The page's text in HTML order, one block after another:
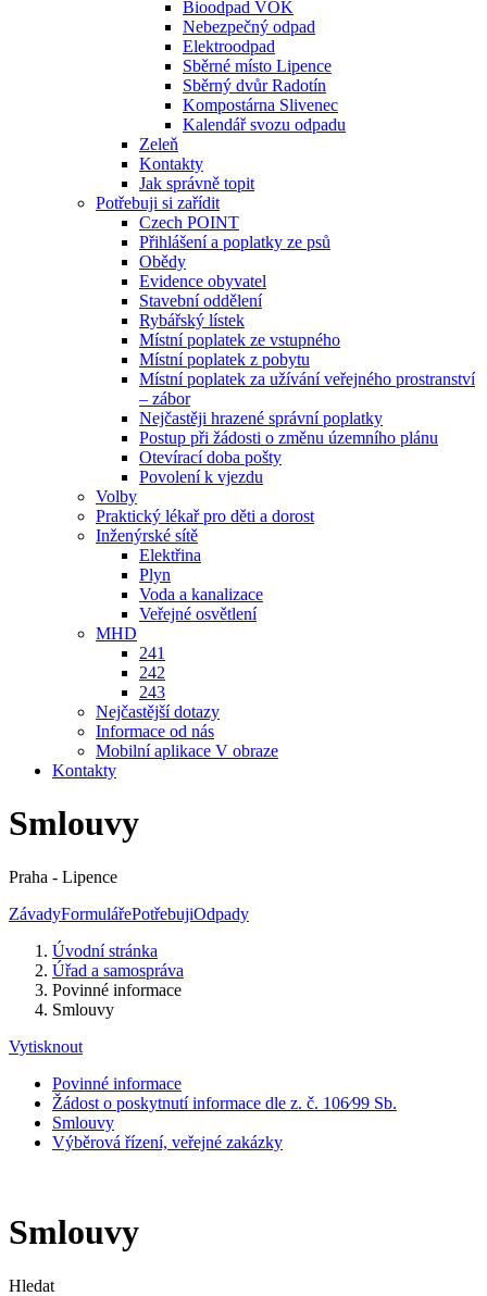
Bioodpad VOK
Nebezpečný odpad
Elektroodpad
Sběrné místo Lipence
Sběrný dvůr Radotín
Kompostárna Slivenec
Kalendář svozu odpadu
Zeleň
Kontakty
Jak správně topit
Potřebuji si zařídit
Czech POINT
Přihlášení a poplatky ze psů
Obědy
Evidence obyvatel
Stavební oddělení
Rybářský lístek
Místní poplatek ze vstupného
Místní poplatek z pobytu
Místní poplatek za užívání veřejného prostranství
– zábor
Nejčastěji hrazené správní poplatky
Postup při žádosti o změnu územního plánu
Otevírací doba pošty
Povolení k vjezdu
Volby
Praktický lékař pro děti a dorost
Inženýrské sítě
Elektřina
Plyn
Voda a kanalizace
Veřejné osvětlení
MHD
241
242
243
Nejčastější dotazy
Informace od nás
Mobilní aplikace V obraze
Kontakty
Smlouvy
Praha - Lipence
ZávadyFormulářePotřebujiOdpady
Úvodní stránka
Úřad a samospráva
Povinné informace
Smlouvy
Vytisknout
Povinné informace
Žádost o poskytnutí informace dle z. č. 106⁄99 Sb.
Smlouvy
Výběrová řízení, veřejné zakázky
Smlouvy
Hledat